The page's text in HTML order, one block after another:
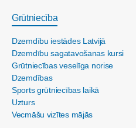
Grūtniecība
Dzemdību iestādes Latvijā
Dzemdību sagatavošanas kursi
Grūtniecības veselīga norise
Dzemdības
Sports grūtniecības laikā
Uzturs
Vecmāšu vizītes mājās